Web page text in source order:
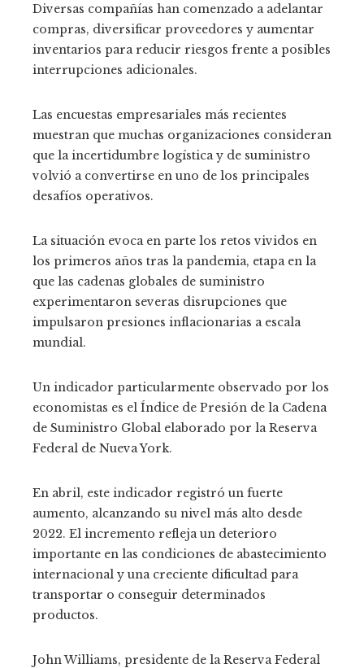
Diversas compañías han comenzado a adelantar
compras, diversificar proveedores y aumentar
inventarios para reducir riesgos frente a posibles
interrupciones adicionales.
Las encuestas empresariales más recientes
muestran que muchas organizaciones consideran
que la incertidumbre logística y de suministro
volvió a convertirse en uno de los principales
desafíos operativos.
La situación evoca en parte los retos vividos en
los primeros años tras la pandemia, etapa en la
que las cadenas globales de suministro
experimentaron severas disrupciones que
impulsaron presiones inflacionarias a escala
mundial.
Un indicador particularmente observado por los
economistas es el Índice de Presión de la Cadena
de Suministro Global elaborado por la Reserva
Federal de Nueva York.
En abril, este indicador registró un fuerte
aumento, alcanzando su nivel más alto desde
2022. El incremento refleja un deterioro
importante en las condiciones de abastecimiento
internacional y una creciente dificultad para
transportar o conseguir determinados
productos.
John Williams, presidente de la Reserva Federal